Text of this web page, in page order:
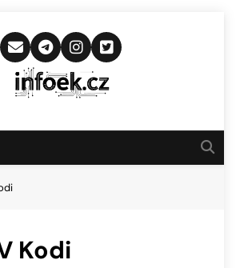
Infoek.cz
Novinkám
Kodi